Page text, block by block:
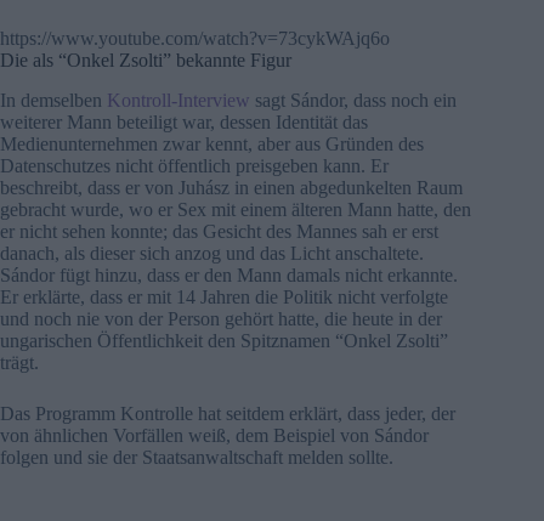
https://www.youtube.com/watch?v=73cykWAjq6o
Die als “Onkel Zsolti” bekannte Figur
In demselben Kontroll-Interview sagt Sándor, dass noch ein
weiterer Mann beteiligt war, dessen Identität das
Medienunternehmen zwar kennt, aber aus Gründen des
Datenschutzes nicht öffentlich preisgeben kann. Er
beschreibt, dass er von Juhász in einen abgedunkelten Raum
gebracht wurde, wo er Sex mit einem älteren Mann hatte, den
er nicht sehen konnte; das Gesicht des Mannes sah er erst
danach, als dieser sich anzog und das Licht anschaltete.
Sándor fügt hinzu, dass er den Mann damals nicht erkannte.
Er erklärte, dass er mit 14 Jahren die Politik nicht verfolgte
und noch nie von der Person gehört hatte, die heute in der
ungarischen Öffentlichkeit den Spitznamen “Onkel Zsolti”
trägt.
Das Programm Kontrolle hat seitdem erklärt, dass jeder, der
von ähnlichen Vorfällen weiß, dem Beispiel von Sándor
folgen und sie der Staatsanwaltschaft melden sollte.